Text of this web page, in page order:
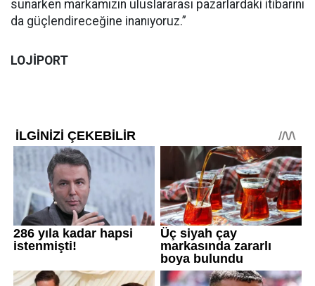
sunarken markamızın uluslararası pazarlardaki itibarını
da güçlendireceğine inanıyoruz.”
LOJİPORT